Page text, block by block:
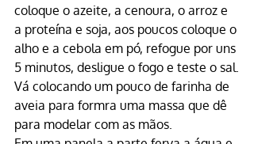
coloque o azeite, a cenoura, o arroz e
a proteína e soja, aos poucos coloque o
alho e a cebola em pó, refogue por uns
5 minutos, desligue o fogo e teste o sal.
Vá colocando um pouco de farinha de
aveia para formra uma massa que dê
para modelar com as mãos.